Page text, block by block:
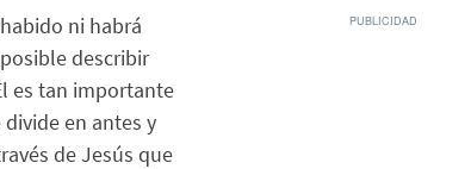
ni habrá
describir
es tan importante
en antes y
de Jesús que